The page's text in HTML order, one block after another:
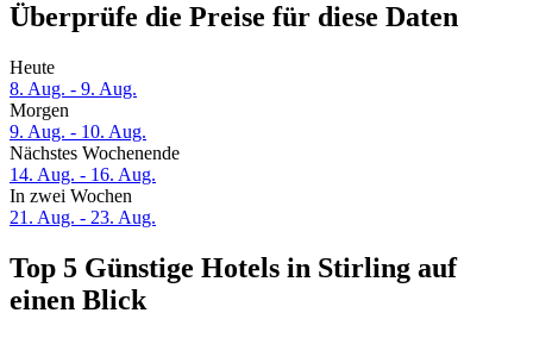
Überprüfe die Preise für diese Daten
Heute
8. Aug. - 9. Aug.
Morgen
9. Aug. - 10. Aug.
Nächstes Wochenende
14. Aug. - 16. Aug.
In zwei Wochen
21. Aug. - 23. Aug.
Top 5 Günstige Hotels in Stirling auf
einen Blick